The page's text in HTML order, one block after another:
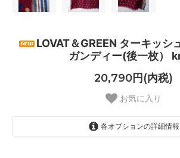
LOVAT＆GREEN ターキッシ
ガンディー(後一枚）
20,790円(内税)
お気に入り
各オプションの詳細情報